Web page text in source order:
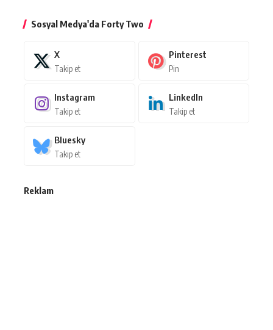
Sosyal Medya'da Forty Two
X
Takip et
Pinterest
Pin
Instagram
Takip et
LinkedIn
Takip et
Bluesky
Takip et
Reklam